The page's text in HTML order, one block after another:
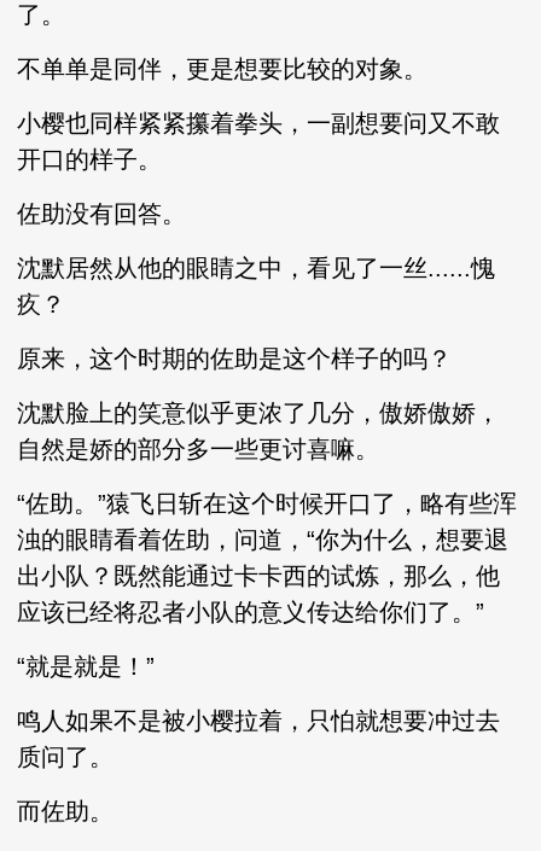
了。
不单单是同伴，更是想要比较的对象。
小樱也同样紧紧攥着拳头，一副想要问又不敢
开口的样子。
佐助没有回答。
沈默居然从他的眼睛之中，看见了一丝......愧
疚？
原来，这个时期的佐助是这个样子的吗？
沈默脸上的笑意似乎更浓了几分，傲娇傲娇，
自然是娇的部分多一些更讨喜嘛。
“佐助。”猿飞日斩在这个时候开口了，略有些浑
浊的眼睛看着佐助，问道，“你为什么，想要退
出小队？既然能通过卡卡西的试炼，那么，他
应该已经将忍者小队的意义传达给你们了。”
“就是就是！”
鸣人如果不是被小樱拉着，只怕就想要冲过去
质问了。
而佐助。